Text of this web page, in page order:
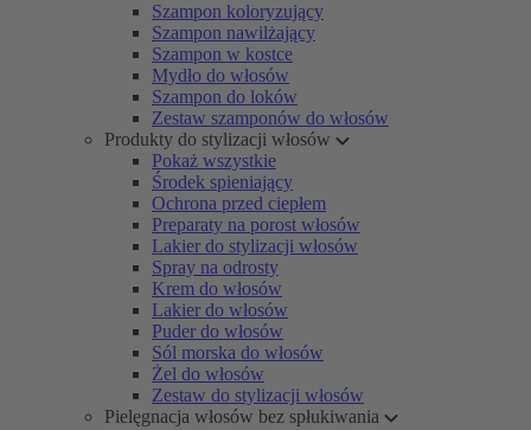
Szampon koloryzujący
Szampon nawilżający
Szampon w kostce
Mydło do włosów
Szampon do loków
Zestaw szamponów do włosów
Produkty do stylizacji włosów
Pokaż wszystkie
Środek spieniający
Ochrona przed ciepłem
Preparaty na porost włosów
Lakier do stylizacji włosów
Spray na odrosty
Krem do włosów
Lakier do włosów
Puder do włosów
Sól morska do włosów
Żel do włosów
Zestaw do stylizacji włosów
Pielęgnacja włosów bez spłukiwania